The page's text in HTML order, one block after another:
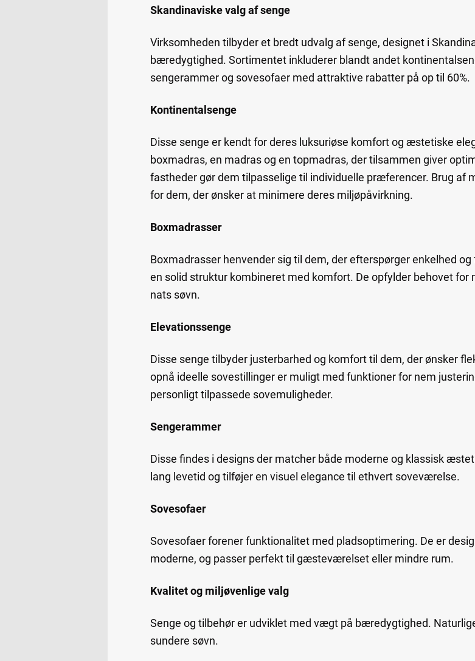
Skandinaviske valg af senge
Virksomheden tilbyder et bredt udvalg af senge, designet i
bæredygtighed. Sortimentet inkluderer blandt andet
sengerammer og sovesofaer med attraktive rabatter på op til 60%.
Kontinentalsenge
Disse senge er kendt for deres luksuriøse komfort og æstetiske
boxmadras, en madras og en topmadras, der tilsammen giver
fastheder gør dem tilpasselige til individuelle præferencer. Brug af
for dem, der ønsker at minimere deres miljøpåvirkning.
Boxmadrasser
Boxmadrasser henvender sig til dem, der efterspørger enkelhed
en solid struktur kombineret med komfort. De opfylder behovet for
nats søvn.
Elevationssenge
Disse senge tilbyder justerbarhed og komfort til dem, der ønsker
opnå ideelle sovestillinger er muligt med funktioner for nem
personligt tilpassede sovemuligheder.
Sengerammer
Disse findes i designs der matcher både moderne og klassisk
lang levetid og tilføjer en visuel elegance til ethvert soveværelse.
Sovesofaer
Sovesofaer forener funktionalitet med pladsoptimering. De er
moderne, og passer perfekt til gæsteværelset eller mindre rum.
Kvalitet og miljøvenlige valg
Senge og tilbehør er udviklet med vægt på bæredygtighed.
sundere søvn.